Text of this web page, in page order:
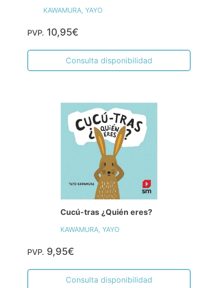
KAWAMURA, YAYO
PVP. 10,95€
Consulta disponibilidad
Cucú-tras ¿Quién eres?
KAWAMURA, YAYO
PVP. 9,95€
Consulta disponibilidad